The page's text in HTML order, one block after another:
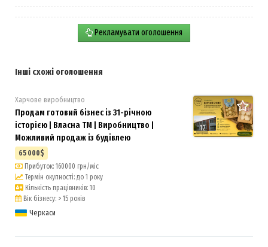
Рекламувати оголошення
Інші схожі оголошення
12
Харчове виробництво
Продам готовий бізнес із 31-річною
історією | Власна ТМ | Виробництво |
Можливий продаж із будівлею
65 000$
Прибуток: 160000 грн/міс
Термін окупності: до 1 року
Кількість працівників: 10
Вік бізнесу: > 15 років
Черкаси